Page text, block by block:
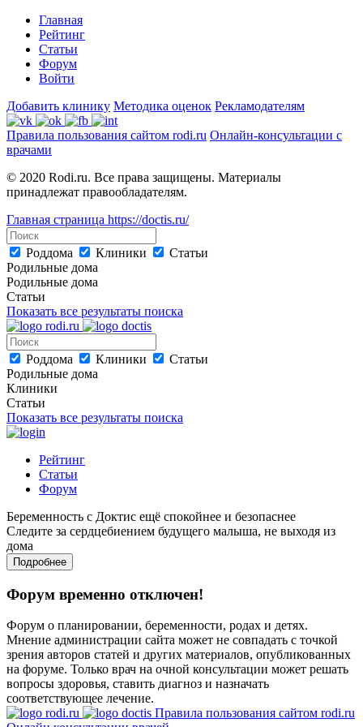
Главная
Рейтинг
Статьи
Форум
Войти
Добавить клинику Методика оценок Рекламодателям
Правила пользования сайтом rodi.ru Онлайн-консультации с
врачами
© 2020 Rodi.ru. Все права защищены. Материалы
принадлежат правообладателям.
Главная страница https://doctis.ru/
Роддома Клиники
Статьи
Родильные дома
Родильные дома
Статьи
Показать все результаты поиска
Роддома Клиники
Статьи
Родильные дома
Клиники
Статьи
Показать все результаты поиска
Рейтинг
Статьи
Форум
Беременность с Доктис ещё спокойнее и безопаснее
Следите за сердцебиением будущего малыша, не выходя из
дома
Подробнее
Форум временно отключен!
Форум о планировании, беременности, родах и детях.
Мнение администрации сайта может не совпадать с точкой
зрения авторов статей и других материалов, опубликованных
на форуме. Только врач на очной консультации может решать
вопросы здоровья, ставить диагноз и назначать
соответствующее лечение.
Правила пользования сайтом rodi.ru